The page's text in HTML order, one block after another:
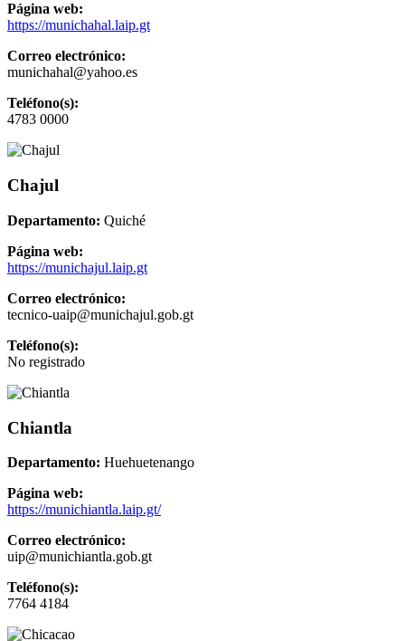
Página web:
https://munichahal.laip.gt
Correo electrónico:
munichahal@yahoo.es
Teléfono(s):
4783 0000
Chajul
Departamento: Quiché
Página web:
https://munichajul.laip.gt
Correo electrónico:
tecnico-uaip@munichajul.gob.gt
Teléfono(s):
No registrado
Chiantla
Departamento: Huehuetenango
Página web:
https://munichiantla.laip.gt/
Correo electrónico:
uip@munichiantla.gob.gt
Teléfono(s):
7764 4184